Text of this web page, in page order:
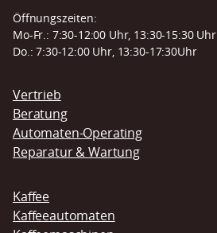
Öffnungszeiten:
Mo-Fr.: 7:30-12:00 Uhr, 13:30-15:30 Uhr
Do.: 7:30-12:00 Uhr, 13:30-17:30Uhr
Navigation
überspringen
Vertrieb
Beratung
Automaten-Operating
Reparatur & Wartung
Kaffee
Kaffeeautomaten